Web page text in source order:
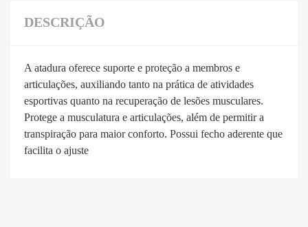
DESCRIÇÃO
A atadura oferece suporte e proteção a membros e
articulações, auxiliando tanto na prática de atividades
esportivas quanto na recuperação de lesões musculares.
Protege a musculatura e articulações, além de permitir a
transpiração para maior conforto. Possui fecho aderente que
facilita o ajuste